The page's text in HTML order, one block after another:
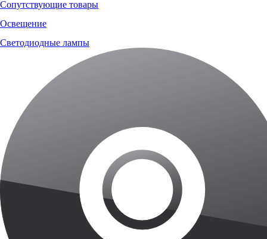
Сопутствующие товары
Освещение
Светодиодные лампы